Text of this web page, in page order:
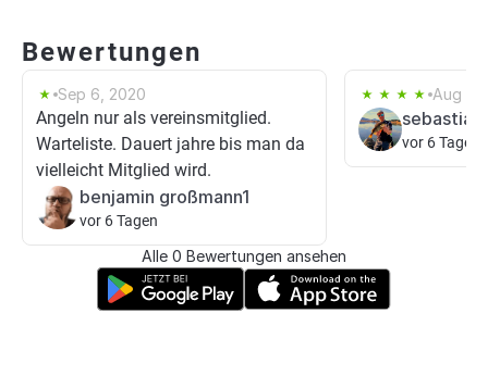
Bewertungen
Sep 6, 2020
Angeln nur als vereinsmitglied.
Warteliste. Dauert jahre bis man da
vielleicht Mitglied wird.
benjamin großmann1
vor 6 Tagen
Aug 9,
vor 6 Tagen
Alle 0 Bewertungen ansehen